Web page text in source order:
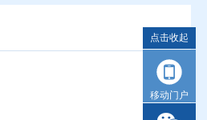
点击收起
移动门户